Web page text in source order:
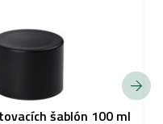
šablón 100 ml